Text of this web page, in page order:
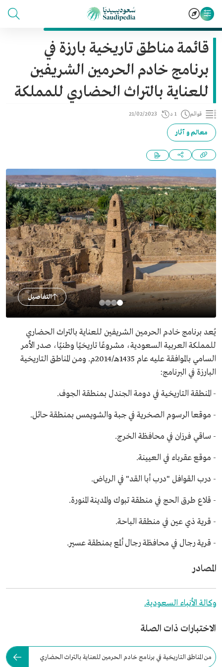
قائمة مناطق تاريخية بارزة في
برنامج خادم الحرمين الشريفين
للعناية بالتراث الحضاري للمملكة
قوائم 1 د 21/02/2023
معالم و آثار
التفاصيل
يُعد برنامج خادم الحرمين الشريفين للعناية بالتراث الحضاري
للمملكة العربية السعودية، مشروعًا تاريخيًا وطنيًا، صدر الأمر
السامي بالموافقة عليه عام 1435هـ/2014م. ومن المناطق التاريخية
البارزة في البرنامج:
- المنطقة التاريخية في دومة الجندل بمنطقة الجوف.
- موقعا الرسوم الصخرية في جبة والشويمس بمنطقة حائل.
- ساقي فرزان في محافظة الخرج.
- موقع عقرباء في العيينة.
- درب القوافل "درب أبا القد" في الرياض.
- قلاع طرق الحج في منطقة تبوك والمدينة المنورة.
- قرية ذي عين في منطقة الباحة.
- قرية رجال في محافظة رجال ألمع بمنطقة عسير.
المصادر
وكالة الأنباء السعودية.
الاختبارات ذات الصلة
من المناطق التاريخية في برنامج خادم الحرمين للعناية بالتراث الحضاري